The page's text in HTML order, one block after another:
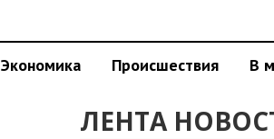
Экономика Происшествия В
ЛЕНТА